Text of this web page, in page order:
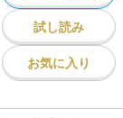
試し読み
お気に入り